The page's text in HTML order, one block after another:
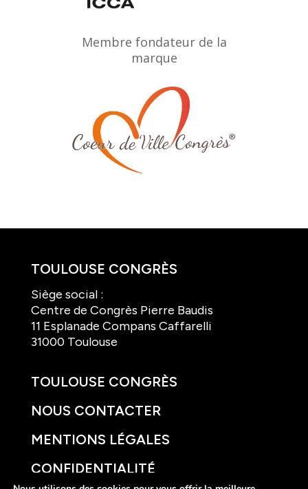
Membre fondateur de la
marque
TOULOUSE CONGRÈS
Siège social :
Centre de Congrès Pierre Baudis
11 Esplanade Compans Caffarelli
31000 Toulouse
TOULOUSE CONGRÈS
NOUS CONTACTER
MENTIONS LÉGALES
CONFIDENTIALITÉ